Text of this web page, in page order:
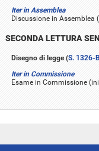
Iter in Assemblea
Discussione in
SECONDA LETTURA
Disegno di legge (S. 1326-
Iter in Commissione
Esame in Commissione